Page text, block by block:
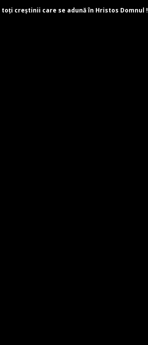
creștinii care se adună în Hristos Domnul !